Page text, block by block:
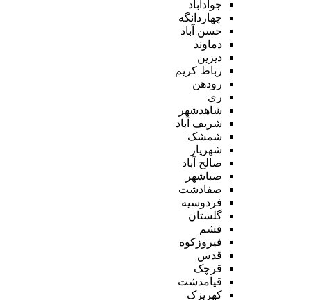
جوادآباد
چهاردانگه
حسن آباد
دماوند
دیزین
رباط کریم
رودهن
ری
شاهدشهر
شریف آباد
شمشک
شهریار
صالح آباد
صباشهر
صفادشت
فردوسیه
گلستان
فشم
فیروزکوه
قدس
قرچک
قیامدشت
کهریزک